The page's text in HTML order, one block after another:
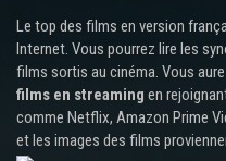
Le top des films en version
Internet. Vous pourrez lire les
films sortis au cinéma. Vous
films en streaming en
comme Netflix, Amazon Prime
et les images des films